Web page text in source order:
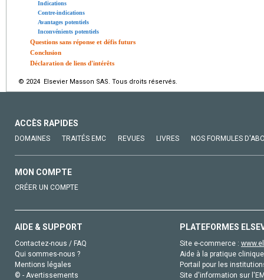
Indications
Contre-indications
Avantages potentiels
Inconvénients potentiels
Questions sans réponse et défis futurs
Conclusion
Déclaration de liens d'intérêts
© 2024 Elsevier Masson SAS. Tous droits réservés.
ACCÈS RAPIDES
DOMAINES TRAITÉS EMC REVUES LIVRES NOS FORMULES
MON COMPTE
CRÉER UN COMPTE
AIDE & SUPPORT
Contactez-nous / FAQ
Qui sommes-nous ?
Mentions légales
© - Avertissements
PLATEFORMES
Site e-commerce :
Aide à la pratique
Portail pour les
Site d'information sur